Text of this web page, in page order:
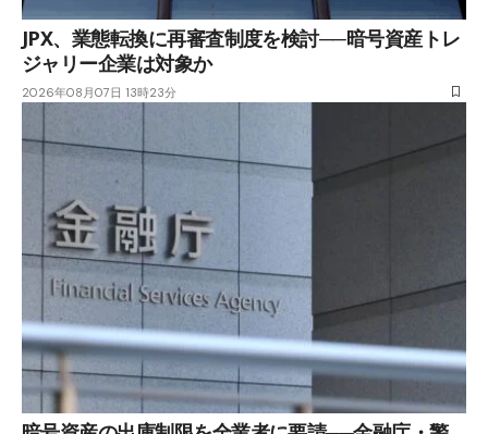
JPX、業態転換に再審査制度を検討──暗号資産トレ
ジャリー企業は対象か
2026年08月07日 13時23分